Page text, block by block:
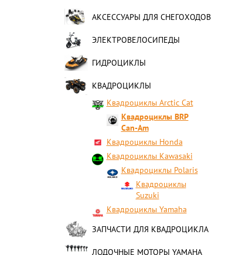
АКСЕССУАРЫ ДЛЯ СНЕГОХОДОВ
ЭЛЕКТРОВЕЛОСИПЕДЫ
ГИДРОЦИКЛЫ
КВАДРОЦИКЛЫ
Квадроциклы Arctic Cat
Квадроциклы BRP
Can-Am
Квадроциклы Honda
Квадроциклы Kawasaki
Квадроциклы Polaris
Квадроциклы
Suzuki
Квадроциклы Yamaha
ЗАПЧАСТИ ДЛЯ КВАДРОЦИКЛА
ЛОДОЧНЫЕ МОТОРЫ YAMAHA